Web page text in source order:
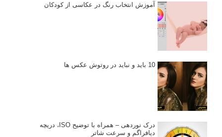
آموزش انتخاب رنگ در عکاسی از کودکان
10 باید و نباید در روتوش عکس ها
درک نوردهی – همراه با توضیح ISO، دریچه
دیافراگم و سرعت شاتر